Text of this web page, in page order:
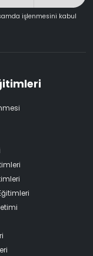
işlenmesini kabul